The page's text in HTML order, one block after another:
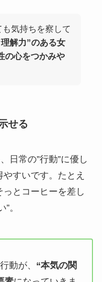
も気持ちを察して
理解力”のある女
の心をつかみや
せる
日常の”行動”に優し
すいです。たとえ
とコーヒーを差し
。
動が、 “本気の関